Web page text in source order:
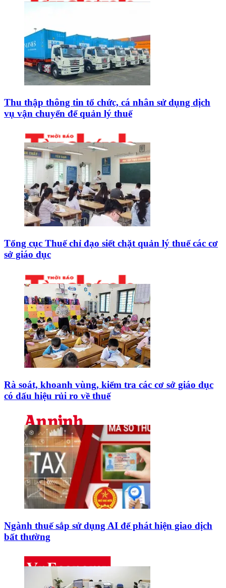
Thu thập thông tin tổ chức, cá nhân sử dụng dịch
vụ vận chuyển để quản lý thuế
Tổng cục Thuế chỉ đạo siết chặt quản lý thuế các cơ
sở giáo dục
Rà soát, khoanh vùng, kiểm tra các cơ sở giáo dục
có dấu hiệu rủi ro về thuế
Ngành thuế sắp sử dụng AI để phát hiện giao dịch
bất thường